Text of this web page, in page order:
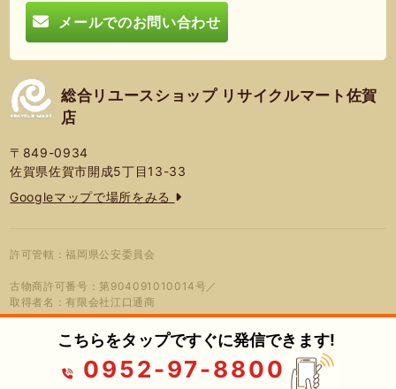
メールでのお問い合わせ
総合リユースショップ リサイクルマート佐賀
店
〒849-0934
佐賀県佐賀市開成5丁目13-33
Googleマップで場所をみる
許可管轄：福岡県公安委員会
古物商許可番号：第904091010014号／
取得者名：有限会社江口通商
プライバシーポリシー 蓮営会社
© 2026年 総合リユースショップ リサ
イクルマート佐賀店
こちらをタップですぐに発信できます!
0952-97-8800